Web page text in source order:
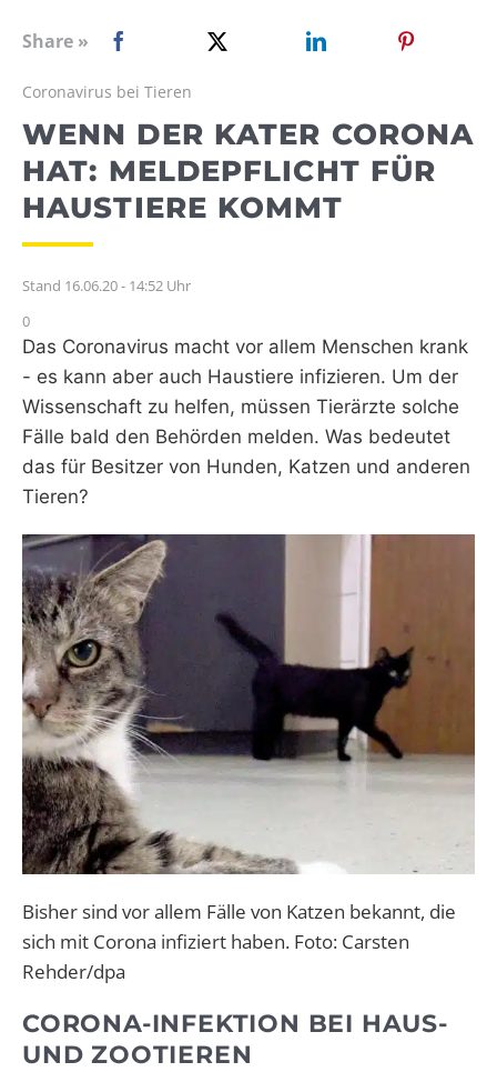
WEBRADIO
Share »
Coronavirus bei Tieren
WENN DER KATER CORONA
HAT: MELDEPFLICHT FÜR
HAUSTIERE KOMMT
Stand 16.06.20 - 14:52 Uhr
0
Das Coronavirus macht vor allem Menschen krank
- es kann aber auch Haustiere infizieren. Um der
Wissenschaft zu helfen, müssen Tierärzte solche
Fälle bald den Behörden melden. Was bedeutet
das für Besitzer von Hunden, Katzen und anderen
Tieren?
Bisher sind vor allem Fälle von Katzen bekannt, die
sich mit Corona infiziert haben. Foto: Carsten
Rehder/dpa
CORONA-INFEKTION BEI HAUS-
UND ZOOTIEREN